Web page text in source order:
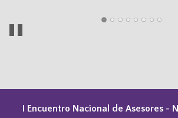
I Encuentro Nacional de Asesores -